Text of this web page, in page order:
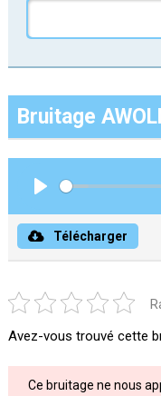
Bruitage
Télécharger
Avez-vous trouvé cette
Ce bruitage ne nous